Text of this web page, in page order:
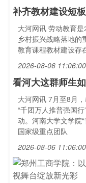
补齐教材建设短
大河网讯 劳动教育
乡村振兴战略落地的
教育课程教材建设存
2026-08-06 11:06:00
看河大这群师生
大河网讯 7月至8月
“千团万人推普强国
动。河南大学文学院
国家级重点团队
2026-08-06 11:06:00